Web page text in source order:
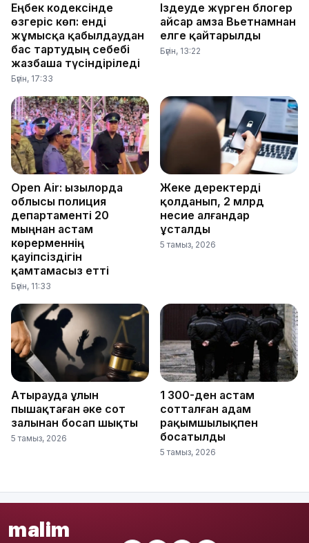
Еңбек кодексінде
өзгеріс көп: енді
жұмысқа қабылдаудан
бас тартудың себебі
жазбаша түсіндіріледі
Бүгін, 17:33
Іздеуде жүрген блогер
Қайсар Қамза Вьетнамнан
елге қайтарылды
Бүгін, 13:22
Open Air: Қызылорда
облысы полиция
департаменті 20
мыңнан астам
көрерменнің
қауіпсіздігін
қамтамасыз етті
Бүгін, 11:33
Жеке деректерді
қолданып, 2 млрд
несие алғандар
ұсталды
5 тамыз, 2026
Атырауда ұлын
пышақтаған әке сот
залынан босап шықты
5 тамыз, 2026
1 300-ден астам
сотталған адам
рақымшылықпен
босатылды
5 тамыз, 2026
malim